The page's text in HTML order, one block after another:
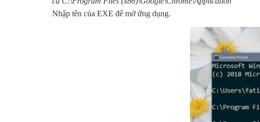
Nhập tên của EXE để mở ứng dụng.